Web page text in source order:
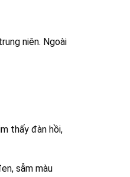
niên. Ngoài
thấy đàn hồi,
sẫm màu